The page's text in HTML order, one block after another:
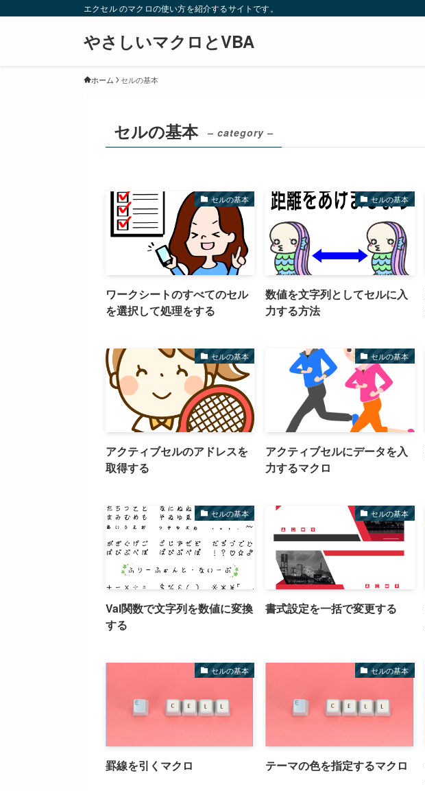
エクセル のマクロの使い方を紹介するサイトです。
やさしいマクロとVBA
ホーム セルの基本
セルの基本 – category –
セルの基本
ワークシートのすべてのセル
を選択して処理をする
セルの基本
数値を文字列としてセルに入
力する方法
セルの基本
アクティブセルのアドレスを
取得する
セルの基本
アクティブセルにデータを入
力するマクロ
セルの基本
Val関数で文字列を数値に変換
する
セルの基本
書式設定を一括で変更する
セルの基本
罫線を引くマクロ
セルの基本
テーマの色を指定するマクロ